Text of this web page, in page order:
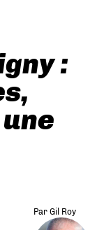
:
Par Gil Roy